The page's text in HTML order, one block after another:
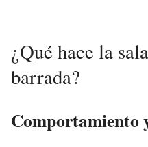
¿Qué hace la
barrada?
Comportamiento